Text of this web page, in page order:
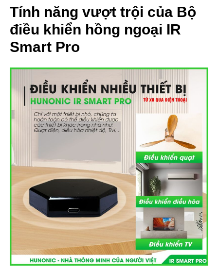
Tính năng vượt trội của Bộ
điều khiển hồng ngoại IR
Smart Pro